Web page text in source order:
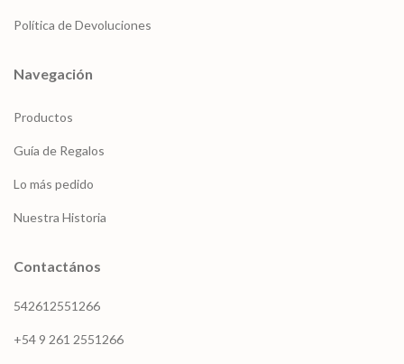
Política de Devoluciones
Navegación
Productos
Guía de Regalos
Lo más pedido
Nuestra Historia
Contactános
542612551266
+54 9 261 2551266